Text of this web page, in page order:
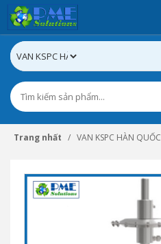
Trang nhất VAN KSPC HÀN QUỐC